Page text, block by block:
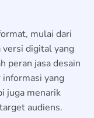
mulai dari
versi digital yang
peran jasa desain
yang
juga menarik
audiens.